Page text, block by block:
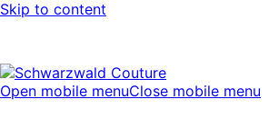
Skip to content
Open mobile menuClose mobile menu